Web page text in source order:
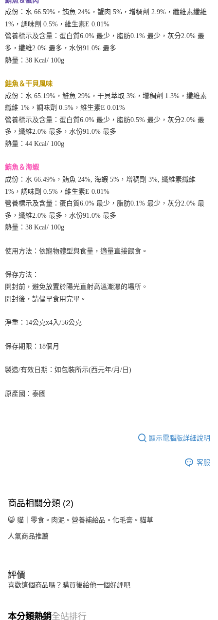
成份：水 66.59%，鮪魚 24%，蟹肉 5%，增稠劑 2.9%，纖維素纖維
1%，調味劑 0.5%，維生素E 0.01%
營養標示及含量：蛋白質6.0% 最少，脂肪0.1% 最少，灰分2.0% 最
多，纖維2.0% 最多，水份91.0% 最多
熱量：38 Kcal/ 100g
鮭魚＆干貝風味
成份：水 65.19%，鮭魚 29%，干貝萃取 3%，增稠劑 1.3%，纖維素
纖維 1%，調味劑 0.5%，維生素E 0.01%
營養標示及含量：蛋白質6.0% 最少，脂肪0.5% 最少，灰分2.0% 最
多，纖維2.0% 最多，水份91.0% 最多
熱量：44 Kcal/ 100g
鮪魚＆海蝦
成份：水 66.49%，鮪魚 24%, 海蝦 5%，增稠劑 3%, 纖維素纖維
1%，調味劑 0.5%，維生素E 0.01%
營養標示及含量：蛋白質6.0% 最少，脂肪0.1% 最少，灰分2.0% 最
多，纖維2.0% 最多，水份91.0% 最多
熱量：38 Kcal/ 100g
使用方法：依寵物體型與食量，適量直接餵食。
保存方法：
開封前，避免放置於陽光直射高溫潮濕的場所。
開封後，請儘早食用完畢。
淨重：14公克x4入/56公克
保存期限：18個月
製造/有效日期：如包裝所示(西元年/月/日)
原產國：泰國
顯示電腦版詳細說明
客服
商品相關分類 (2)
😺 貓｜零食。肉泥。營養補給品。化毛膏。貓草
人氣商品推薦
評價
喜歡這個商品嗎？購買後給他一個好評吧
本分類熱銷全站排行